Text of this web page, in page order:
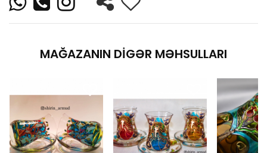
MAĞAZANIN DIGƏR MƏHSULLARI